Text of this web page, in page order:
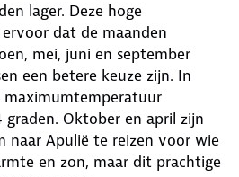
lager. Deze hoge
dat de maanden
mei, juni en september
een betere keuze zijn. In
maximumtemperatuur
graden. Oktober en april zijn
naar Apulië te reizen voor wie
en zon, maar dit prachtige